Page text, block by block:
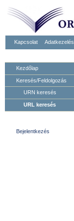
Kapcsolat Adatkezelés
Kezdőlap
Keresés/Feldolgozás
URN keresés
URL keresés
Bejelentkezés